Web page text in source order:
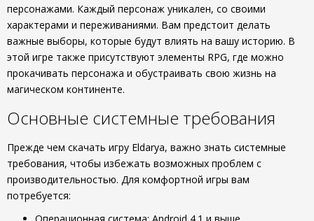
персонажами. Каждый персонаж уникален, со своими
характерами и переживаниями. Вам предстоит делать
важные выборы, которые будут влиять на вашу историю. В
этой игре также присутствуют элементы RPG, где можно
прокачивать персонажа и обустраивать свою жизнь на
магическом континенте.
Основные системные требования
Прежде чем скачать игру Eldarya, важно знать системные
требования, чтобы избежать возможных проблем с
производительностью. Для комфортной игры вам
потребуется: